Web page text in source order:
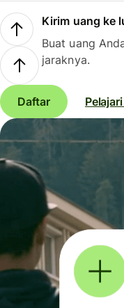
Kirim uang ke
Buat uang
jaraknya.
Daftar